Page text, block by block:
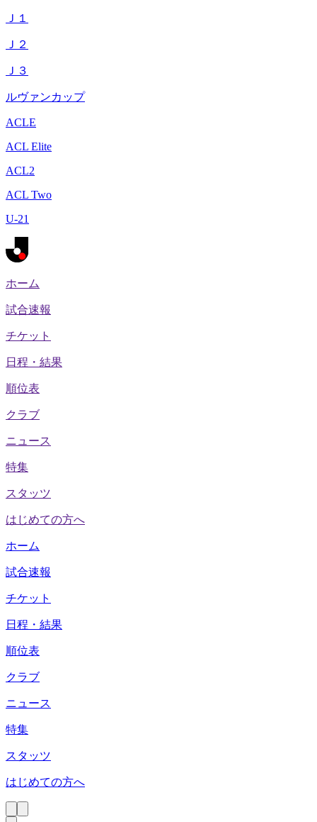
Ｊ１
Ｊ２
Ｊ３
ルヴァンカップ
ACLE
ACL Elite
ACL2
ACL Two
U-21
ホーム
試合速報
チケット
日程・結果
順位表
クラブ
ニュース
特集
スタッツ
はじめての方へ
ホーム
試合速報
チケット
日程・結果
順位表
クラブ
ニュース
特集
スタッツ
はじめての方へ